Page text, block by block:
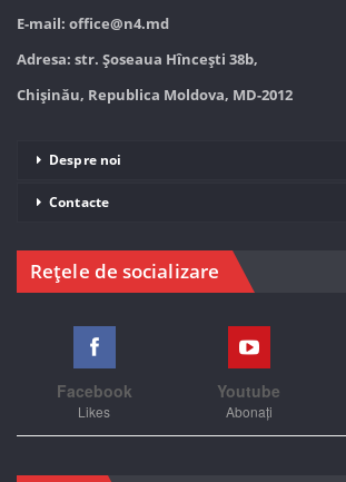
E-mail: office@n4.md
Adresa: str. Șoseaua Hînceşti 38b,
Chișinău, Republica Moldova, MD-2012
Despre noi
Contacte
Rețele de socializare
Facebook
Likes
Youtube
Abonați